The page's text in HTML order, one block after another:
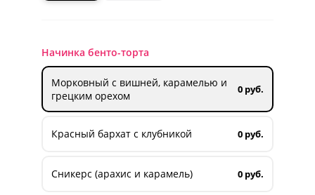
Начинка бенто-торта
Морковный с вишней, карамелью и
грецким орехом
0 руб.
Красный бархат с клубникой 0 руб.
Сникерс (арахис и карамель) 0 руб.